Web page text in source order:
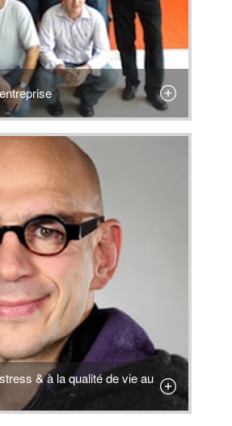
& à la qualité de vie au